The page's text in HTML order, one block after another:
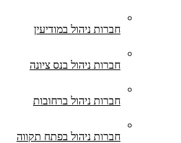
חברות ניהול במודיעין
חברות ניהול בנס ציונה
חברות ניהול ברחובות
חברות ניהול בפתח תקווה